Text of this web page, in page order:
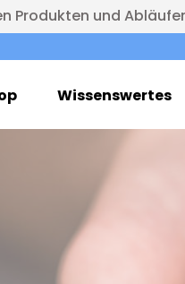
Produkten und
Wissenswertes